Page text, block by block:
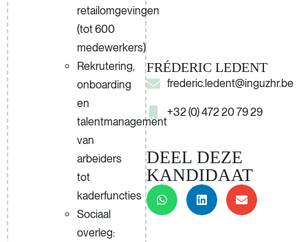
FRÉDERIC LEDENT
frederic.ledent@inguzhr.be
+32 (0) 472 20 79 29
DEEL DEZE
KANDIDAAT
retailomgevingen
(tot 600
medewerkers)
Rekrutering,
onboarding
en
talentmanagement
van
arbeiders
tot
kaderfuncties
Sociaal
overleg: